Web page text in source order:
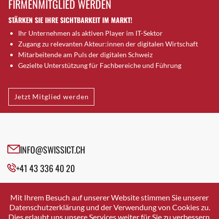
Brugg AG
Brütten
Bubendorf
Bubikon
Buchs (SG)
Bäretswil
Bülach
Cazis
Crissier
Davos Platz
Dierikon
Dietikon
FIRMENMITGLIED WERDEN
STÄRKEN SIE IHRE SICHTBARKEIT IM MARKT!
Ihr Unternehmen als aktiven Player im IT-Sektor
Zugang zu relevanten Akteur:innen der digitalen Wirtschaft
Mitarbeitende am Puls der digitalen Schweiz
Gezielte Unterstützung für Fachbereiche und Führung
Jetzt Mitglied werden
INFO@SWISSICT.CH
+41 43 336 40 20
SWISSICT
VULKANSTRASSE 120
8048 ZURICH
Mit Ihrem Besuch auf unserer Website stimmen Sie unserer
Datenschutzerklärung und der Verwendung von Cookies zu.
Dies erlaubt uns unsere Services weiter für Sie zu verbessern.